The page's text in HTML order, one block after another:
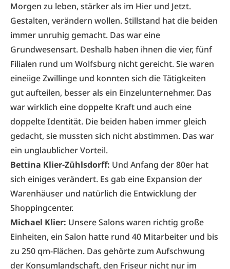
Morgen zu leben, stärker als im Hier und Jetzt.
Gestalten, verändern wollen. Stillstand hat die beiden
immer unruhig gemacht. Das war eine
Grundwesensart. Deshalb haben ihnen die vier, fünf
Filialen rund um Wolfsburg nicht gereicht. Sie waren
eineiige Zwillinge und konnten sich die Tätigkeiten
gut aufteilen, besser als ein Einzelunternehmer. Das
war wirklich eine doppelte Kraft und auch eine
doppelte Identität. Die beiden haben immer gleich
gedacht, sie mussten sich nicht abstimmen. Das war
ein unglaublicher Vorteil.
Bettina Klier-Zühlsdorff: Und Anfang der 80er hat
sich einiges verändert. Es gab eine Expansion der
Warenhäuser und natürlich die Entwicklung der
Shoppingcenter.
Michael Klier: Unsere Salons waren richtig große
Einheiten, ein Salon hatte rund 40 Mitarbeiter und bis
zu 250 qm-Flächen. Das gehörte zum Aufschwung
der Konsumlandschaft, den Friseur nicht nur im